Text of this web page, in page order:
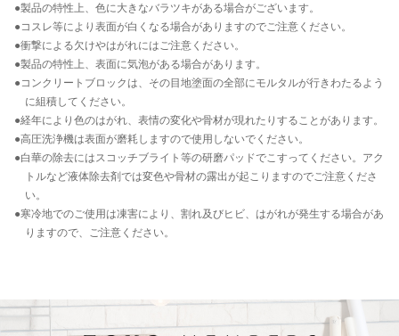
●製品の特性上、色に大きなバラツキがある場合がございます。
●コスレ等により表面が白くなる場合がありますのでご注意ください。
●衝撃による欠けやはがれにはご注意ください。
●製品の特性上、表面に気泡がある場合があります。
●コンクリートブロックは、その目地塗面の全部にモルタルが行きわたるよう
に組積してください。
●経年により色のはがれ、表情の変化や骨材が現れたりすることがあります。
●高圧洗浄機は表面が磨耗しますので使用しないでください。
●白華の除去にはスコッチブライト等の研磨パッドでこすってください。アク
トルなど液体除去剤では変色や骨材の露出が起こりますのでご注意くださ
い。
●寒冷地でのご使用は凍害により、割れ及びヒビ、はがれが発生する場合があ
りますので、ご注意ください。